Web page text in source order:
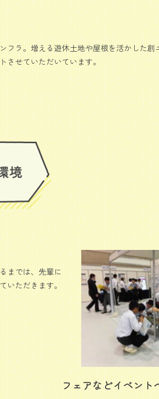
ラ。増える遊休土地や屋根を活かした創
させていただいています。
までは、先輩に
いただきます。
フェアなどイベント